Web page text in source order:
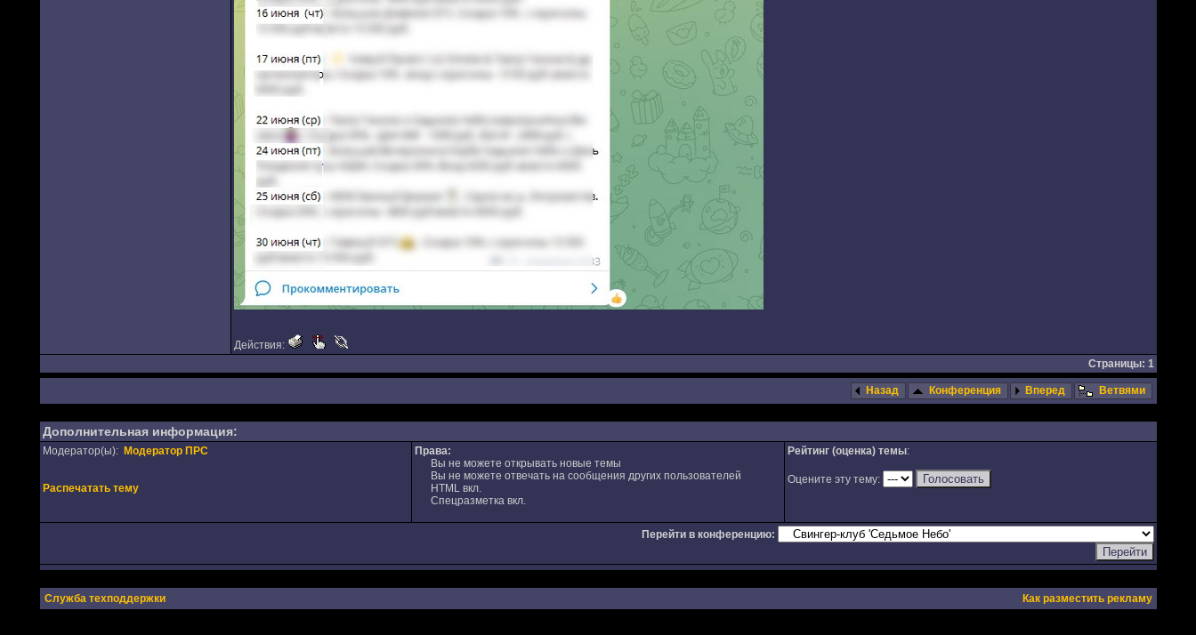
Действия:
Страницы: 1
Назад Конференция Вперед Ветвями
Дополнительная информация:
Модератор(ы): Модератор ПРС
Распечатать тему
Права:
Вы не можете открывать новые темы
Вы не можете отвечать на сообщения других пользователей
HTML вкл.
Спецразметка вкл.
Рейтинг (оценка) темы:
Оцените эту тему:
Перейти в конференцию:
Служба техподдержки Как разместить рекламу